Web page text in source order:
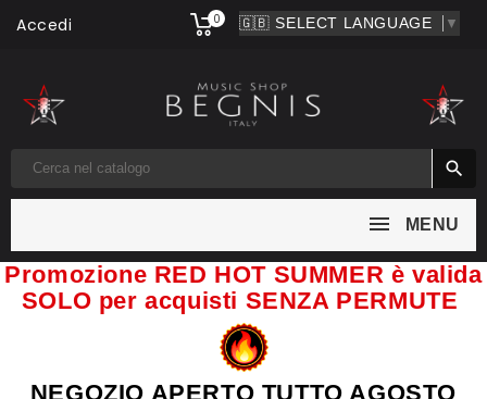
▼
Accedi 0

MENU
Promozione RED HOT SUMMER è valida
SOLO per acquisti SENZA PERMUTE
NEGOZIO APERTO TUTTO AGOSTO